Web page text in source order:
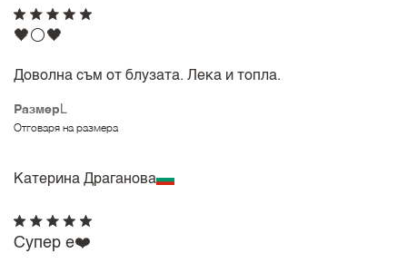
Размер L
Отговаря на размера
🖤⚪🖤
Доволна съм от блузата. Лека и топла.
Катерина Драганова
Супер е❤️